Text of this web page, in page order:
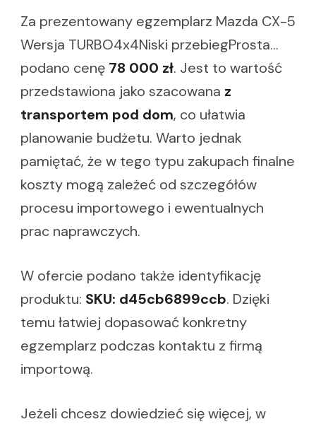
Za prezentowany egzemplarz Mazda CX-5
Wersja TURBO4x4Niski przebiegProsta…
podano cenę 78 000 zł. Jest to wartość
przedstawiona jako szacowana z
transportem pod dom, co ułatwia
planowanie budżetu. Warto jednak
pamiętać, że w tego typu zakupach finalne
koszty mogą zależeć od szczegółów
procesu importowego i ewentualnych
prac naprawczych.
W ofercie podano także identyfikację
produktu: SKU: d45cb6899ccb. Dzięki
temu łatwiej dopasować konkretny
egzemplarz podczas kontaktu z firmą
importową.
Jeżeli chcesz dowiedzieć się więcej, w